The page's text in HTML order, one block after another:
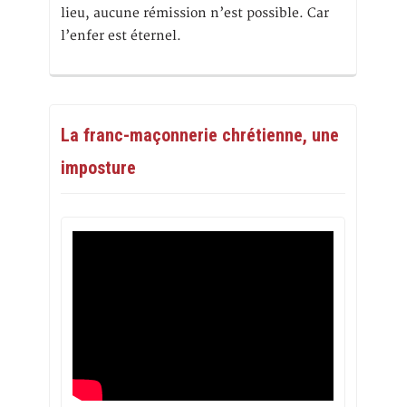
lieu, aucune rémission n’est possible. Car
l’enfer est éternel.
La franc-maçonnerie chrétienne, une
imposture